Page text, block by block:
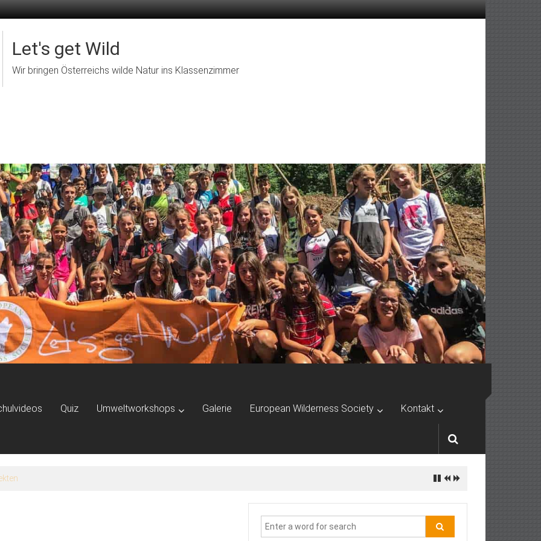
Let's get Wild
Wir bringen Österreichs wilde Natur ins Klassenzimmer
Quiz Umweltworkshops Galerie European Wilderness Society Kontakt
Fußabdruck